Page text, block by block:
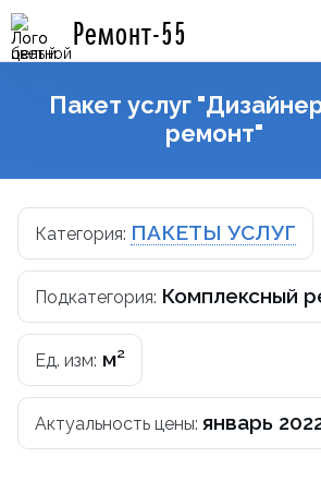
Ремонт-55
Пакет услуг
ремонт"
Категория: ПАКЕТЫ УСЛУГ
Подкатегория: Комплексный
Ед. изм: м²
Актуальность цены: январь